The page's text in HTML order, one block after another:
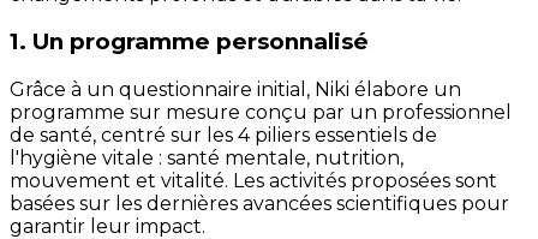
1. Un programme personnalisé
Grâce à un questionnaire initial, Niki élabore un
programme sur mesure conçu par un professionnel
de santé, centré sur les 4 piliers essentiels de
l'hygiène vitale : santé mentale, nutrition,
mouvement et vitalité. Les activités proposées sont
basées sur les dernières avancées scientifiques pour
garantir leur impact.